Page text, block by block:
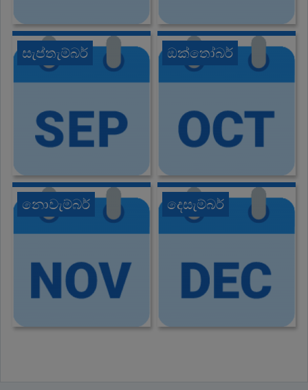
සැප්තැම්බර් ඔක්තෝබර්
නොවැම්බර් දෙසැම්බර්